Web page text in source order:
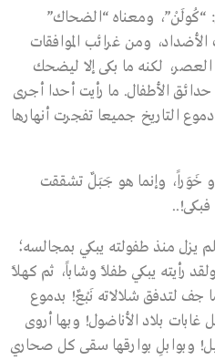
“كُولَنْ”، ومعناه “الضحاك”
ومن غرائب الموافقات
لكنه ما بكى إلا ليضحك
حدائق الأطفال. ما رأيت أحدا أجرى
التاريخ جميعا تفجرت أنهارها
خَوَراً، وإنما هو جَبَلٌ تشققت
فبكى!..
يزل منذ طفولته يبكي بمجالسه؛
رأيته يبكي طفلاً وشاباً، ثم كهلاً
جف لتدفق شلالاته نَبْعٌ! بدموع
بلاد الأناضول! وبها أروى
وبوابلِ بوارقها سقى كل صحاري